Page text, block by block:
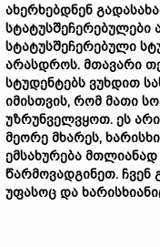
ახერხებდნენ
სტატუსშეჩერებულები
სტატუსშეჩერებული
არასდროს. მთავარი
სტუდენტებს ვუხდით
იმისთვის, რომ მათი
უზრუნველვყოთ. ეს
მეორე მხარეს,
ემსახურება
წარმოვადგინეთ. ჩვენ
უფასოც და